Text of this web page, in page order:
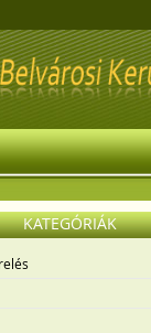
KATEGÓRIÁK